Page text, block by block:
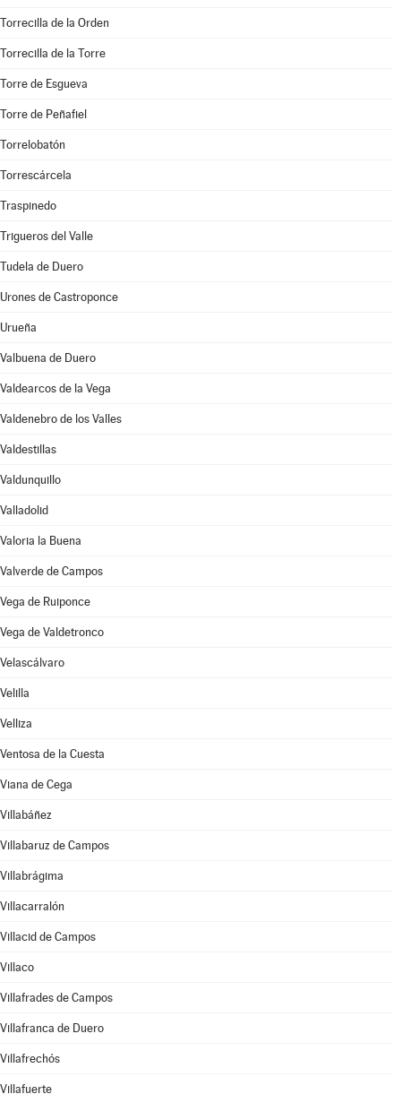
Torrecilla de la Orden
Torrecilla de la Torre
Torre de Esgueva
Torre de Peñafiel
Torrelobatón
Torrescárcela
Traspinedo
Trigueros del Valle
Tudela de Duero
Urones de Castroponce
Urueña
Valbuena de Duero
Valdearcos de la Vega
Valdenebro de los Valles
Valdestillas
Valdunquillo
Valladolid
Valoria la Buena
Valverde de Campos
Vega de Ruiponce
Vega de Valdetronco
Velascálvaro
Velilla
Velliza
Ventosa de la Cuesta
Viana de Cega
Villabáñez
Villabaruz de Campos
Villabrágima
Villacarralón
Villacid de Campos
Villaco
Villafrades de Campos
Villafranca de Duero
Villafrechós
Villafuerte